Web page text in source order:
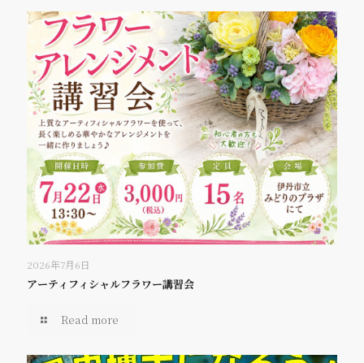
2026年7月6日
アーティフィシャルフラワー講習会
Read more